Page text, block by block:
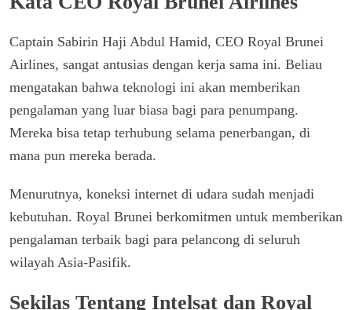
Captain Sabirin Haji Abdul Hamid, CEO Royal Brunei
Airlines, sangat antusias dengan kerja sama ini. Beliau
mengatakan bahwa teknologi ini akan memberikan
pengalaman yang luar biasa bagi para penumpang.
Mereka bisa tetap terhubung selama penerbangan, di
mana pun mereka berada.
Menurutnya, koneksi internet di udara sudah menjadi
kebutuhan. Royal Brunei berkomitmen untuk memberikan
pengalaman terbaik bagi para pelancong di seluruh
wilayah Asia-Pasifik.
Sekilas Tentang Intelsat dan Royal